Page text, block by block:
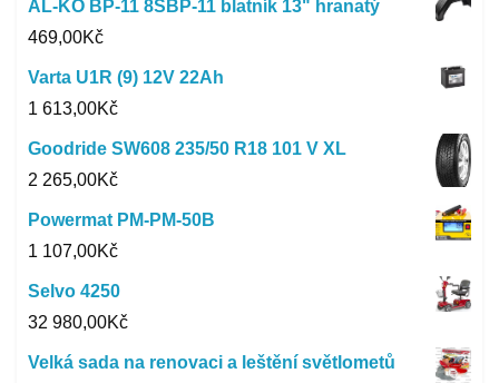
AL-KO BP-11 8SBP-11 blatník 13" hranatý
469,00Kč
Varta U1R (9) 12V 22Ah
1 613,00Kč
Goodride SW608 235/50 R18 101 V XL
2 265,00Kč
Powermat PM-PM-50B
1 107,00Kč
Selvo 4250
32 980,00Kč
Velká sada na renovaci a leštění světlometů